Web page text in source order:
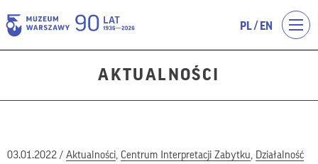
PL/ EN
AKTUALNOŚCI
03.01.2022 / Aktualności, Centrum Interpretacji Zabytku, Działalność